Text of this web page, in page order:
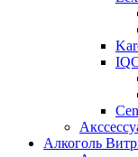
Алкоголь